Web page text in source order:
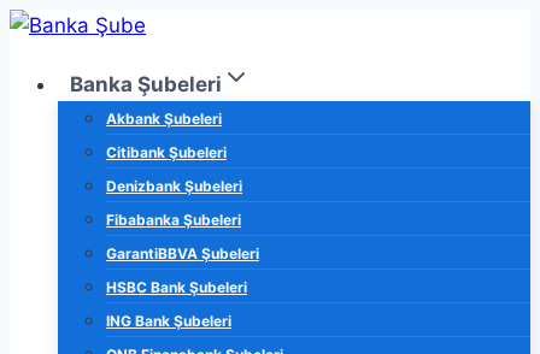
Skip
contentBanka Şubeleri
Akbank Şubeleri
Citibank Şubeleri
Denizbank Şubeleri
Fibabanka Şubeleri
GarantiBBVA Şubeleri
HSBC Bank Şubeleri
ING Bank Şubeleri